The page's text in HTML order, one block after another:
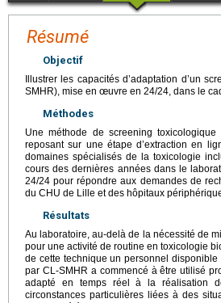
Résumé
Objectif
Illustrer les capacités d’adaptation d’un
SMHR), mise en œuvre en 24/24, dans le
Méthodes
Une méthode de screening toxicologique
reposant sur une étape d’extraction en
domaines spécialisés de la toxicologie
cours des dernières années dans le
24/24 pour répondre aux demandes de
du CHU de Lille et des hôpitaux
Résultats
Au laboratoire, au-delà de la nécessité de
pour une activité de routine en toxicologie
de cette technique un personnel disponible
par CL-SMHR a commencé à être utilisé
adapté en temps réel à la réalisation
circonstances particulières liées à des